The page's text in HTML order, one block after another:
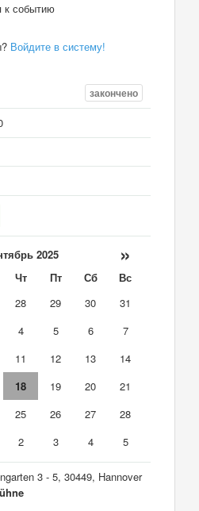
к событию
Войдите в систему!
закончено
2025 »
Чт Пт Сб
Вс
28 29 30
31
4 5 6
7
11 12 13
14
18 19 20
21
25 26 27
28
2 3 4 5
3 - 5, 30449, Hannover